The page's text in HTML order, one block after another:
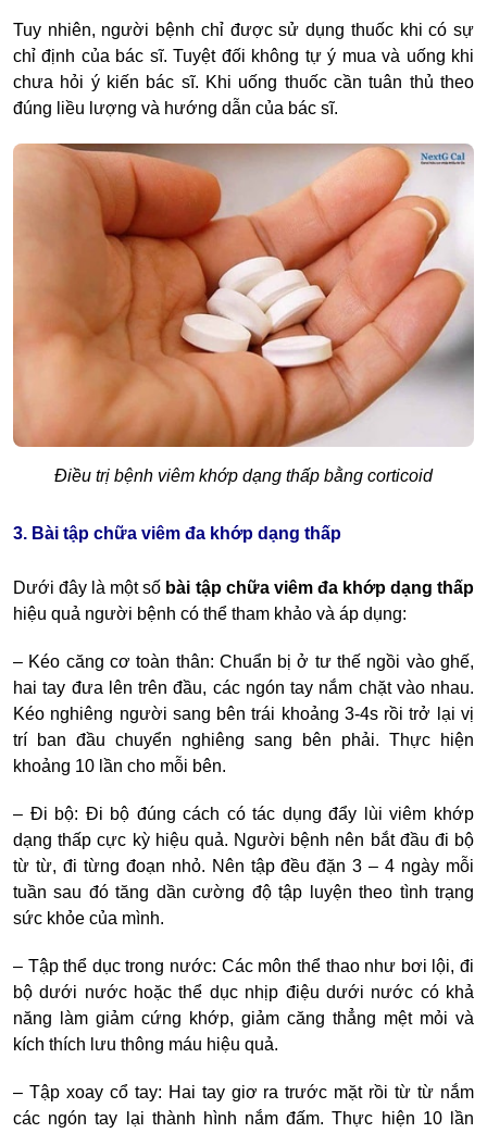
Tuy nhiên, người bệnh chỉ được sử dụng thuốc khi có sự
chỉ định của bác sĩ. Tuyệt đối không tự ý mua và uống khi
chưa hỏi ý kiến bác sĩ. Khi uống thuốc cần tuân thủ theo
đúng liều lượng và hướng dẫn của bác sĩ.
Điều trị bệnh viêm khớp dạng thấp bằng corticoid
3. Bài tập chữa viêm đa khớp dạng thấp
Dưới đây là một số bài tập chữa viêm đa khớp dạng thấp
hiệu quả người bệnh có thể tham khảo và áp dụng:
– Kéo căng cơ toàn thân: Chuẩn bị ở tư thế ngồi vào ghế,
hai tay đưa lên trên đầu, các ngón tay nắm chặt vào nhau.
Kéo nghiêng người sang bên trái khoảng 3-4s rồi trở lại vị
trí ban đầu chuyển nghiêng sang bên phải. Thực hiện
khoảng 10 lần cho mỗi bên.
– Đi bộ: Đi bộ đúng cách có tác dụng đẩy lùi viêm khớp
dạng thấp cực kỳ hiệu quả. Người bệnh nên bắt đầu đi bộ
từ từ, đi từng đoạn nhỏ. Nên tập đều đặn 3 – 4 ngày mỗi
tuần sau đó tăng dần cường độ tập luyện theo tình trạng
sức khỏe của mình.
– Tập thể dục trong nước: Các môn thể thao như bơi lội, đi
bộ dưới nước hoặc thể dục nhịp điệu dưới nước có khả
năng làm giảm cứng khớp, giảm căng thẳng mệt mỏi và
kích thích lưu thông máu hiệu quả.
– Tập xoay cổ tay: Hai tay giơ ra trước mặt rồi từ từ nắm
các ngón tay lại thành hình nắm đấm. Thực hiện 10 lần